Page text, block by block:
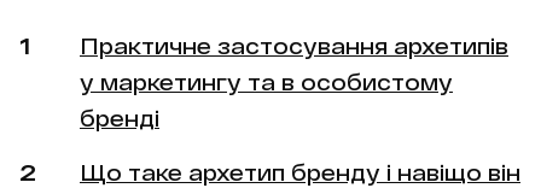
Практичне застосування архетипів
у маркетингу та в особистому
бренді
Що таке архетип бренду і навіщо він